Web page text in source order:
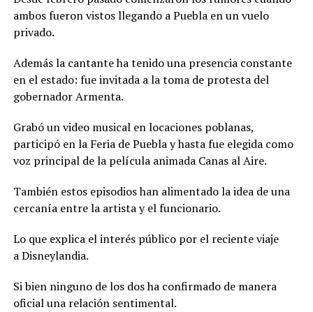
ambos fueron vistos llegando a Puebla en un vuelo
privado.
Además la cantante ha tenido una presencia constante
en el estado: fue invitada a la toma de protesta del
gobernador Armenta.
Grabó un video musical en locaciones poblanas,
participó en la Feria de Puebla y hasta fue elegida como
voz principal de la película animada Canas al Aire.
También estos episodios han alimentado la idea de una
cercanía entre la artista y el funcionario.
Lo que explica el interés público por el reciente viaje
a Disneylandia.
Si bien ninguno de los dos ha confirmado de manera
oficial una relación sentimental.